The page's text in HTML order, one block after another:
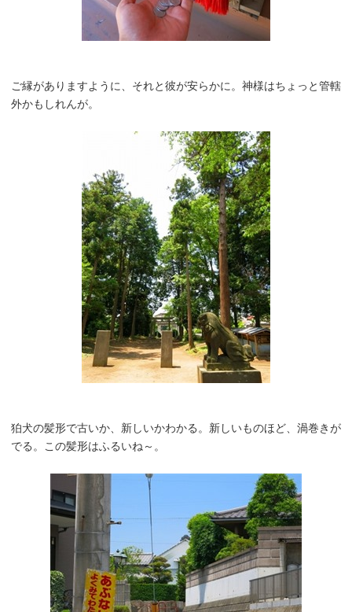
ご縁がありますように、それと彼が安らかに。神様はちょっと管轄
外かもしれんが。
狛犬の髪形で古いか、新しいかわかる。新しいものほど、渦巻きが
でる。この髪形はふるいね～。